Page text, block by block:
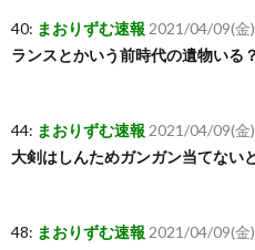
40: まおりずむ速報 2021/04/09(金
ランスとかいう前時代の遺物いる？
44: まおりずむ速報 2021/04/09(金
大剣はしんためガンガン当てない
48: まおりずむ速報 2021/04/09(金